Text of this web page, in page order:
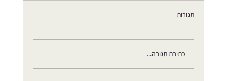
תגובות
כתיבת תגובה...